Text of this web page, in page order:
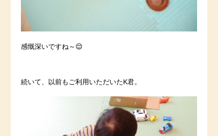
感慨深いですね～😌
続いて、以前もご利用いただいたK君。